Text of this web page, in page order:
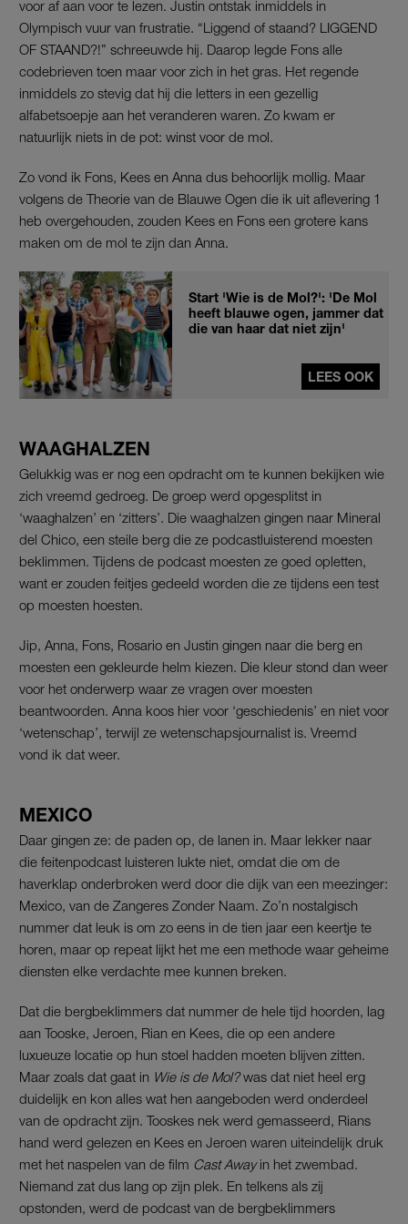
voor af aan voor te lezen. Justin ontstak inmiddels in
Olympisch vuur van frustratie. “Liggend of staand? LIGGEND
OF STAAND?!” schreeuwde hij. Daarop legde Fons alle
codebrieven toen maar voor zich in het gras. Het regende
inmiddels zo stevig dat hij die letters in een gezellig
alfabetsoepje aan het veranderen waren. Zo kwam er
natuurlijk niets in de pot: winst voor de mol.
Zo vond ik Fons, Kees en Anna dus behoorlijk mollig. Maar
volgens de Theorie van de Blauwe Ogen die ik uit aflevering 1
heb overgehouden, zouden Kees en Fons een grotere kans
maken om de mol te zijn dan Anna.
Start 'Wie is de Mol?': 'De Mol
heeft blauwe ogen, jammer dat
die van haar dat niet zijn'
LEES OOK
WAAGHALZEN
Gelukkig was er nog een opdracht om te kunnen bekijken wie
zich vreemd gedroeg. De groep werd opgesplitst in
‘waaghalzen’ en ‘zitters’. Die waaghalzen gingen naar Mineral
del Chico, een steile berg die ze podcastluisterend moesten
beklimmen. Tijdens de podcast moesten ze goed opletten,
want er zouden feitjes gedeeld worden die ze tijdens een test
op moesten hoesten.
Jip, Anna, Fons, Rosario en Justin gingen naar die berg en
moesten een gekleurde helm kiezen. Die kleur stond dan weer
voor het onderwerp waar ze vragen over moesten
beantwoorden. Anna koos hier voor ‘geschiedenis’ en niet voor
‘wetenschap’, terwijl ze wetenschapsjournalist is. Vreemd
vond ik dat weer.
MEXICO
Daar gingen ze: de paden op, de lanen in. Maar lekker naar
die feitenpodcast luisteren lukte niet, omdat die om de
haverklap onderbroken werd door die dijk van een meezinger:
Mexico, van de Zangeres Zonder Naam. Zo’n nostalgisch
nummer dat leuk is om zo eens in de tien jaar een keertje te
horen, maar op repeat lijkt het me een methode waar geheime
diensten elke verdachte mee kunnen breken.
Dat die bergbeklimmers dat nummer de hele tijd hoorden, lag
aan Tooske, Jeroen, Rian en Kees, die op een andere
luxueuze locatie op hun stoel hadden moeten blijven zitten.
Maar zoals dat gaat in Wie is de Mol?was dat niet heel erg
duidelijk en kon alles wat hen aangeboden werd onderdeel
van de opdracht zijn. Tooskes nek werd gemasseerd, Rians
hand werd gelezen en Kees en Jeroen waren uiteindelijk druk
met het naspelen van de film Cast Awayin het zwembad.
Niemand zat dus lang op zijn plek. En telkens als zij
opstonden, werd de podcast van de bergbeklimmers